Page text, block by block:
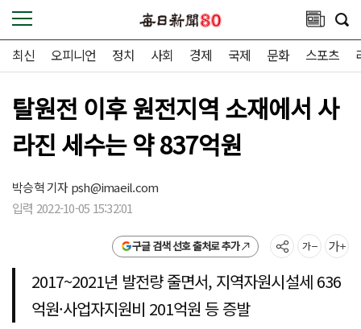
최신 오피니언 정치 사회 경제 국제 문화 스포츠
탈원전 이후 원전지역 소재에서 사
라진 세수는 약 837억원
박승혁 기자psh@imaeil.com
입력 2022-10-05 15:32:01
구글 검색 선호 출처로 추가
2017~2021년 발전량 줄면서, 지역자원시설세 636
억원·사업자지원비 201억원 등 증발